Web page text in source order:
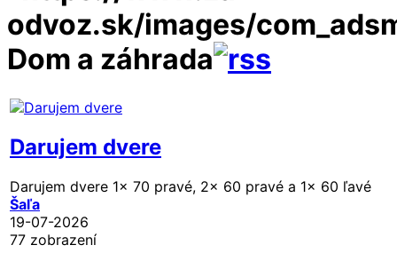
Dom a záhrada
Darujem dvere
Darujem dvere 1x 70 pravé, 2x 60 pravé a 1x 60 ľavé
Šaľa
19-07-2026
77 zobrazení